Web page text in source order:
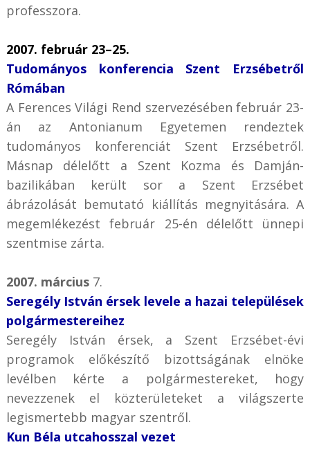
professzora.
2007. február 23–25.
Tudományos konferencia Szent Erzsébetről
Rómában
A Ferences Világi Rend szervezésében február 23-
án az Antonianum Egyetemen rendeztek
tudományos konferenciát Szent Erzsébetről.
Másnap délelőtt a Szent Kozma és Damján-
bazilikában került sor a Szent Erzsébet
ábrázolását bemutató kiállítás megnyitására. A
megemlékezést február 25-én délelőtt ünnepi
szentmise zárta.
2007. március7.
Seregély István érsek levele a hazai települések
polgármestereihez
Seregély István érsek, a Szent Erzsébet-évi
programok előkészítő bizottságának elnöke
levélben kérte a polgármestereket, hogy
nevezzenek el közterületeket a világszerte
legismertebb magyar szentről.
Kun Béla utcahosszal vezet